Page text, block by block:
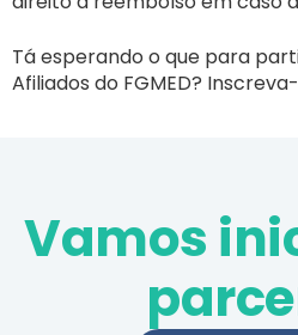
Tá esperando o que para
Afiliados do FGMED?
Vamos